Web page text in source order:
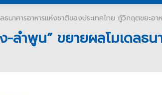
คารอาหารแห่งชาติของประเทศไทย กู้วิกฤตขยะอาห
ำพูน” ขยายผลโมเดลธน